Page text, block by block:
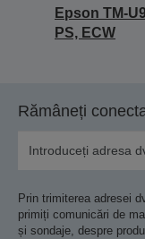
Epson TM-
PS, ECW
Rămâneți
Prin trimiterea adresei
primiți comunicări de
și sondaje, despre